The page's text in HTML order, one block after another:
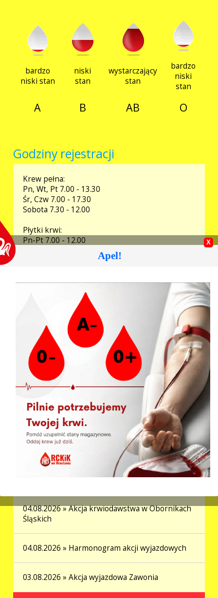
Szkolenia
Praca
Kontakt
BIP
bardzo
niski stan
niski
stan
wystarczający
stan
bardzo
niski
stan
A B AB O
Apel!
Godziny rejestracji
Krew pełna:
Pn, Wt, Pt 7.00 - 13.30
Śr, Czw 7.00 - 17.30
Sobota 7.30 - 12.00
Płytki krwi:
Pn-Pt 7.00 - 12.00
Śr, Czw 7.00 - 16.00
Sobota 7.30 - 11.00
Aktualności
07.08.2026 » Akcja krwiodawstwa w Bierutowie
07.08.2026 » Harmonogram akcji wyjazdowych
07.08.2026 » Akcja krwiodawstwa w Jelczu
Laskowicach
06.08.2026 » Akcja krwiodawstwa w
Komornikach
06.08.2026 » Akcja krwiodawstwa Magnolia Park
04.08.2026 » Akcja krwiodawstwa w Obornikach
Śląskich
04.08.2026 » Harmonogram akcji wyjazdowych
03.08.2026 » Akcja wyjazdowa Zawonia